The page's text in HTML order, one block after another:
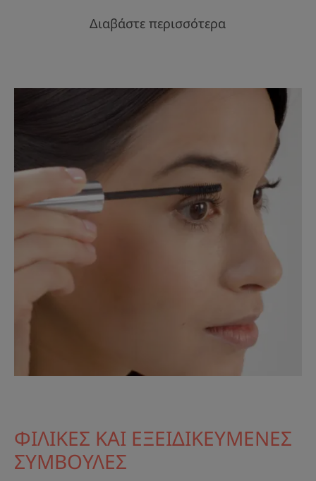
Διαβάστε περισσότερα
ΦΙΛΙΚΕΣ ΚΑΙ ΕΞΕΙΔΙΚΕΥΜΕΝΕΣ
ΣΥΜΒΟΥΛΕΣ